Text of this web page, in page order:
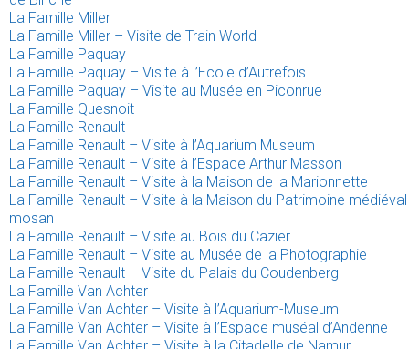
La Famille Miller
La Famille Miller – Visite de Train World
La Famille Paquay
La Famille Paquay – Visite à l’Ecole d’Autrefois
La Famille Paquay – Visite au Musée en Piconrue
La Famille Quesnoit
La Famille Renault
La Famille Renault – Visite à l’Aquarium Museum
La Famille Renault – Visite à l’Espace Arthur Masson
La Famille Renault – Visite à la Maison de la Marionnette
La Famille Renault – Visite à la Maison du Patrimoine médiéval
mosan
La Famille Renault – Visite au Bois du Cazier
La Famille Renault – Visite au Musée de la Photographie
La Famille Renault – Visite du Palais du Coudenberg
La Famille Van Achter
La Famille Van Achter – Visite à l’Aquarium-Museum
La Famille Van Achter – Visite à l’Espace muséal d’Andenne
La Famille Van Achter – Visite à la Citadelle de Namur